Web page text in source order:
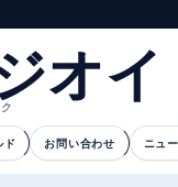
オイ
ド お問い合わせ ニュ